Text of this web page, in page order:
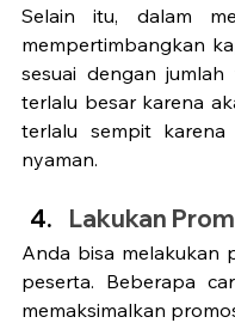
Selain itu, dalam
mempertimbangkan
sesuai dengan
terlalu besar karena
terlalu sempit
nyaman.
Lakukan
Anda bisa melakukan
peserta. Beberapa
memaksimalkan